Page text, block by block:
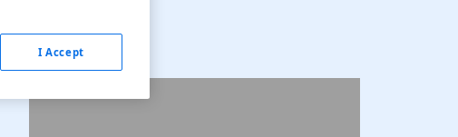
I Accept